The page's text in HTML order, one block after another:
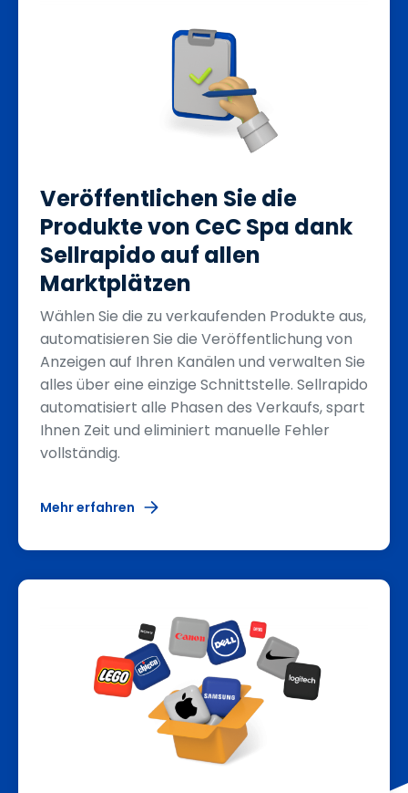
Veröffentlichen Sie die
Produkte von CeC Spa dank
Sellrapido auf allen
Marktplätzen
Wählen Sie die zu verkaufenden Produkte aus,
automatisieren Sie die Veröffentlichung von
Anzeigen auf Ihren Kanälen und verwalten Sie
alles über eine einzige Schnittstelle. Sellrapido
automatisiert alle Phasen des Verkaufs, spart
Ihnen Zeit und eliminiert manuelle Fehler
vollständig.
Mehr erfahren